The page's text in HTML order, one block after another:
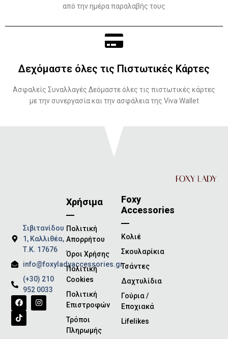
από την ημέρα παραλαβής τους
Δεχόμαστε όλες τις Πιστωτικές Κάρτες
Ασφαλείς Συναλλαγές Δεόμαστε όλες τις πιστωτικές κάρτες
με την συνεργασία και την ασφάλεια της Viva Wallet
Σιβιτανίδου
1, Καλλιθέα,
Τ.Κ. 17676
info@foxyladyaccessories.gr
(+30) 210
952 0033
Foxy
Accessories
Κολιέ
Σκουλαρίκια
Τσάντες
Δαχτυλίδια
Γούρια /
Εποχιακά
Lifelikes
Χρήσιμα
Πολιτική
Απορρήτου
Όροι Χρήσης
Πολιτική
Cookies
Πολιτική
Επιστροφών
Τρόποι
Πληρωμής